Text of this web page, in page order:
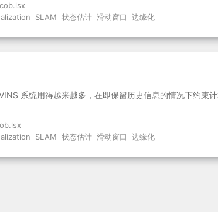
SLAM 状态估计 滑动窗口 边缘化
系统用得越来越多，在即保留历史信息的情况下约束
SLAM 状态估计 滑动窗口 边缘化